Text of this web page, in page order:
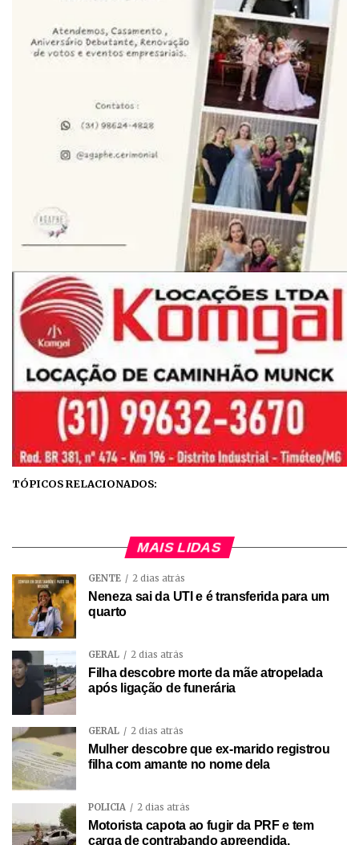
TÓPICOS RELACIONADOS:
MAIS LIDAS
GENTE 2 dias atrás
Neneza sai da UTI e é transferida para um
quarto
GERAL 2 dias atrás
Filha descobre morte da mãe atropelada
após ligação de funerária
GERAL 2 dias atrás
Mulher descobre que ex-marido registrou
filha com amante no nome dela
POLÍCIA 2 dias atrás
Motorista capota ao fugir da PRF e tem
carga de contrabando apreendida.